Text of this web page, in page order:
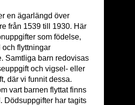
en ägarlängd över
från 1539 till 1930. Här
som födelse,
och flyttningar
Samtliga barn redovisas
och vigsel- eller
där vi funnit dessa.
vart barnen flyttat finns
Dödsuppgifter har tagits